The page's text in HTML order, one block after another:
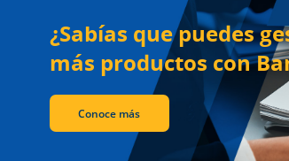
¿Sabías que puedes
más productos con
Conoce más